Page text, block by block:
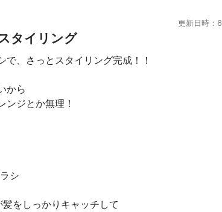
更新日時：
タイリング
、さっとスタイリング完成！！⁡
から⁡
ンジとか無理！⁡
シ⁡
をしっかりキャッチして⁡